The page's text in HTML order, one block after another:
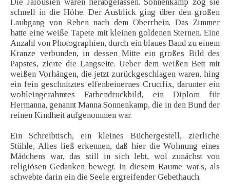
Die Jalousien waren herabgelassen. Sonnenkamp zog sie
schnell in die Höhe. Der Ausblick ging über den großen
Laubgang von Reben nach dem Oberrhein. Das Zimmer
hatte eine weiße Tapete mit kleinen goldenen Sternen. Eine
Anzahl von Photographien, durch ein blaues Band zu einem
Kranze verbunden, in dessen Mitte ein großes Bild des
Papstes, zierte die Langseite. Ueber dem weißen Bett mit
weißen Vorhängen, die jetzt zurückgeschlagen waren, hing
ein fein geschnitztes elfenbeinernes Crucifix, darunter ein
wohleingerahmtes Farbendruckbild, ein Diplom für
Hermanna, genannt Manna Sonnenkamp, die in den Bund der
reinen Kindheit aufgenommen war.
Ein Schreibtisch, ein kleines Büchergestell, zierliche
Stühle, Alles ließ erkennen, daß hier die Wohnung eines
Mädchens war, das still in sich lebt, wol zunächst von
religiösen Gedanken bewegt. In diesem Raume war's, als
schwebte darin ein die Seele ergreifender Gebethauch.